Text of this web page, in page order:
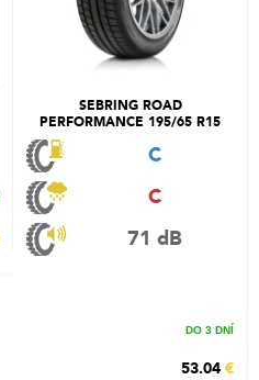
SEBRING ROAD
PERFORMANCE 195/65 R15
C
C
71 dB
DO 3 DNÍ
53.04 €